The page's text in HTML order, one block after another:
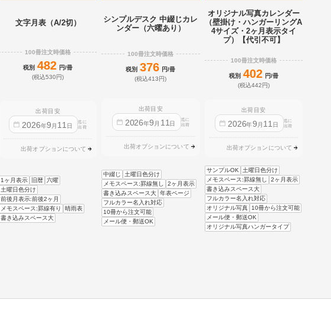
文字月表（A/2切）
100冊注文時価格
税別 482 円/冊
(税込530円)
出荷目安
2026年9 月 11 日
迄に
出荷
出荷オプションについて
1ヶ月表示 旧暦 六曜
土曜日色分け
前後月表示:前後2ヶ月
メモスペース:罫線有り
晴雨表
書き込みスペース大
シンプルデスク 中綴じカレ
ンダー（六曜あり）
100冊注文時価格
税別 376 円/冊
(税込413円)
出荷目安
2026年9 月 11 日
迄に
出荷
出荷オプションについて
中綴じ
土曜日色分け
メモスペース:罫線無し
2ヶ月表示
書き込みスペース大 年表ページ
フルカラー名入れ対応
10冊から注文可能
メール便・郵送OK
オリジナル写真カレンダー
（壁掛け・ハンガーリングA
4サイズ・2ヶ月表示タイ
プ）【代引不可】
100冊注文時価格
税別 402 円/冊
(税込442円)
出荷目安
2026年9 月 11 日
迄に
出荷
出荷オプションについて
サンプルOK 土曜日色分け
メモスペース:罫線無し
2ヶ月表示
書き込みスペース大
フルカラー名入れ対応
オリジナル写真 10冊から注文可能
メール便・郵送OK
オリジナル写真ハンガータイプ